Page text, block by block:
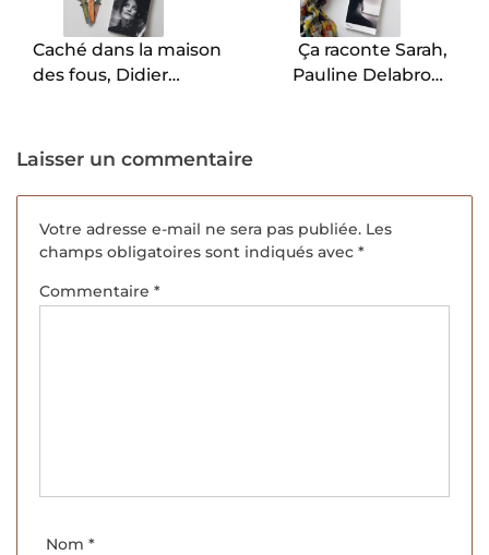
l’article
Caché dans la maison
des fous, Didier
Ça raconte Sarah,
Pauline Delabroy-
Laisser un commentaire
Votre adresse e-mail ne sera pas publiée. Les
champs obligatoires sont indiqués avec *
Commentaire *
Nom *